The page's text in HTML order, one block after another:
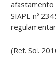
afastamento
SIAPE nº
(Ref. Sol.